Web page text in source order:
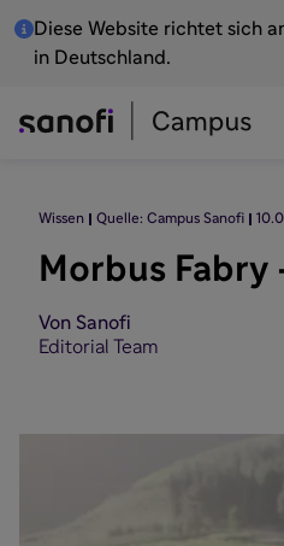
Diese Website richtet sich
in Deutschland.
Wissen Quelle: Campus Sanofi
Morbus
Von Sanofi
Editorial Team